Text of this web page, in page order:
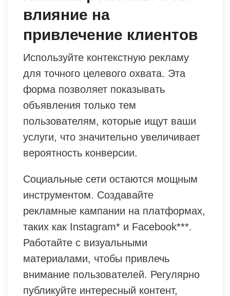
влияние на
привлечение клиентов
Используйте контекстную рекламу
для точного целевого охвата. Эта
форма позволяет показывать
объявления только тем
пользователям, которые ищут ваши
услуги, что значительно увеличивает
вероятность конверсии.
Социальные сети остаются мощным
инструментом. Создавайте
рекламные кампании на платформах,
таких как Instagram* и Facebook***.
Работайте с визуальными
материалами, чтобы привлечь
внимание пользователей. Регулярно
публикуйте интересный контент,